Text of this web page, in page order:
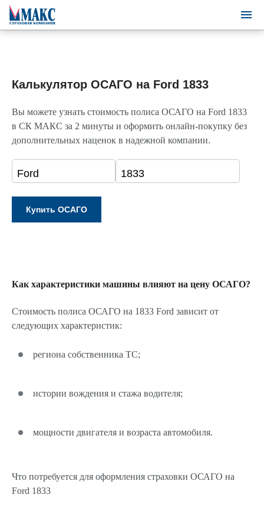
Калькулятор ОСАГО на Ford 1833
Вы можете узнать стоимость полиса ОСАГО на Ford 1833
в СК МАКС за 2 минуты и оформить онлайн-покупку без
дополнительных наценок в надежной компании.
Как характеристики машины влияют на цену ОСАГО?
Стоимость полиса ОСАГО на 1833 Ford зависит от
следующих характеристик:
региона собственника ТС;
истории вождения и стажа водителя;
мощности двигателя и возраста автомобиля.
Что потребуется для оформления страховки ОСАГО на
Ford 1833